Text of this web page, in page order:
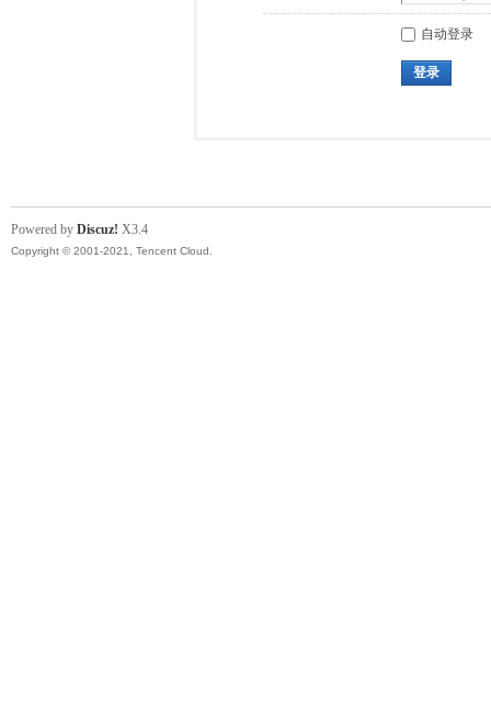
自动登录
登录
Powered by Discuz! X3.4
Copyright © 2001-2021, Tencent Cloud.